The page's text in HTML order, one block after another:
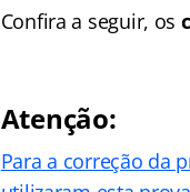
Confira a seguir, os
Atenção:
Para a correção da